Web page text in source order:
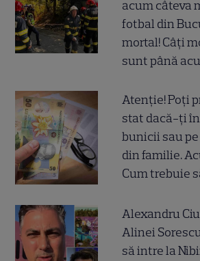
acum câteva
fotbal din
mortal! Câți
sunt până
Atenție! Poți
stat dacă-ți
bunicii sau
din familie.
Cum trebuie
Alexandru
Alinei
să intre la